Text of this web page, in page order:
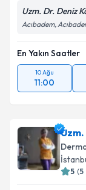
Uzm. Dr. Deniz
Acıbadem,
En Yakın Saatler
10 Ağu
11:00
5 (5